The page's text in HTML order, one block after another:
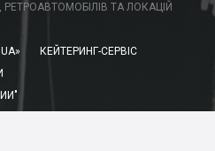
ТА ЛОКАЦІЙ
КЕЙТЕРИНГ-СЕРВІС